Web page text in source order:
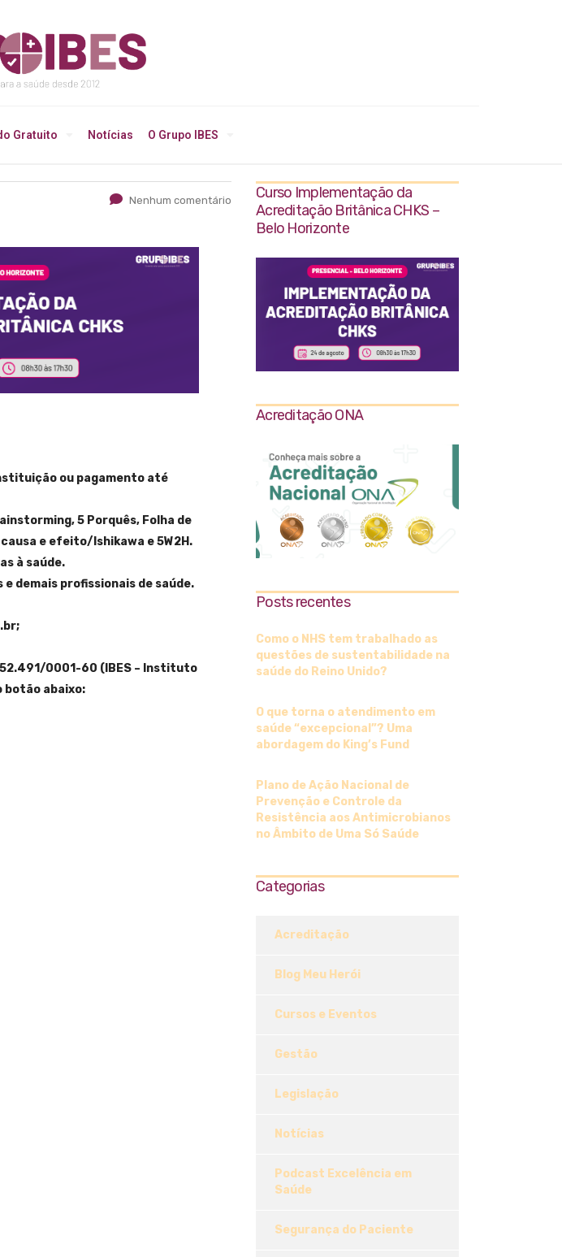
Gratuito Notícias O Grupo IBES
Nenhum comentário
ou pagamento até
5 Porquês, Folha de
e efeito/Ishikawa e 5W2H.
à saúde.
e demais profissionais de saúde.
;
0001-60 (IBES – Instituto
botão abaixo:
Curso Implementação da
Acreditação Britânica CHKS –
Belo Horizonte
Acreditação ONA
Posts recentes
Como o NHS tem trabalhado as
questões de sustentabilidade na
saúde do Reino Unido?
O que torna o atendimento em
saúde “excepcional”? Uma
abordagem do King’s Fund
Plano de Ação Nacional de
Prevenção e Controle da
Resistência aos Antimicrobianos
no Âmbito de Uma Só Saúde
Categorias
Acreditação
Blog Meu Herói
Cursos e Eventos
Gestão
Legislação
Notícias
Podcast Excelência em
Saúde
Segurança do Paciente